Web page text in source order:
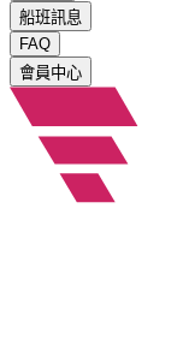
船班訊息
FAQ
會員中心